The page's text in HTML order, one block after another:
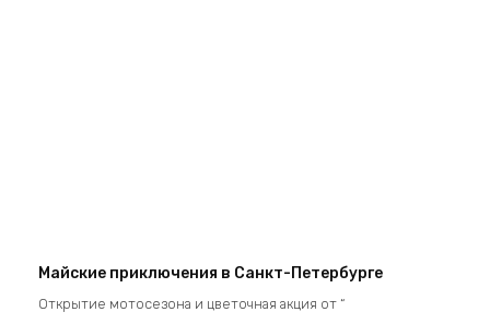
Майские приключения в Санкт-Петербурге
Открытие мотосезона и цветочная акция от “